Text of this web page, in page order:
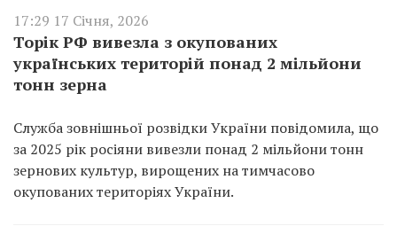
17:29 17 Січня, 2026
Торік РФ вивезла з окупованих
українських територій понад 2 мільйони
тонн зерна
Служба зовнішньої розвідки України повідомила, що
за 2025 рік росіяни вивезли понад 2 мільйони тонн
зернових культур, вирощених на тимчасово
окупованих територіях України.